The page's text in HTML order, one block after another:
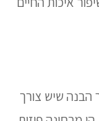
הבנה שיש צורך